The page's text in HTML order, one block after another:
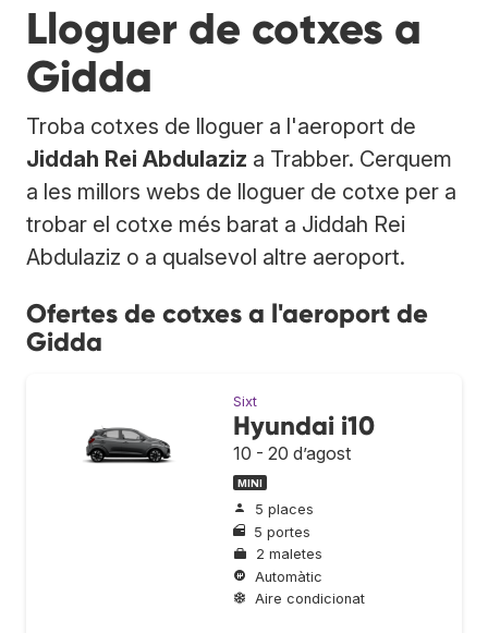
Lloguer de cotxes a
Gidda
Troba cotxes de lloguer a l'aeroport de
Jiddah Rei Abdulaziz a Trabber. Cerquem
a les millors webs de lloguer de cotxe per a
trobar el cotxe més barat a Jiddah Rei
Abdulaziz o a qualsevol altre aeroport.
Ofertes de cotxes a l'aeroport de
Gidda
Sixt
Hyundai i10
10 - 20 d’agost
MINI
5 places
5 portes
2 maletes
Automàtic
Aire condicionat